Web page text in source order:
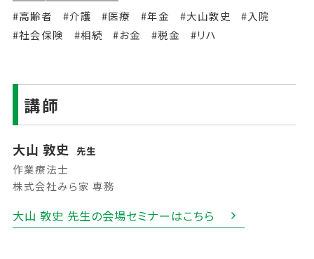
#高齢者
#介護 #医療 #年金 #大山敦史
#入院
#社会保険
#相続 #お金 #税金 #リハ
講師
大山 敦史 先生
作業療法士
株式会社みら家 専務
大山 敦史 先生の会場セミナーはこちら